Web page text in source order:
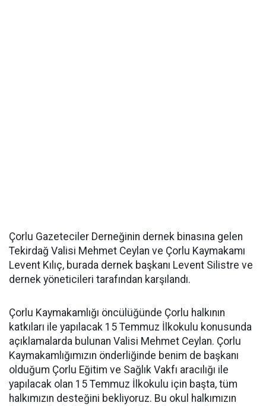
Çorlu Gazeteciler Derneğinin dernek binasına gelen
Tekirdağ Valisi Mehmet Ceylan ve Çorlu Kaymakamı
Levent Kılıç, burada dernek başkanı Levent Silistre ve
dernek yöneticileri tarafından karşılandı.
Çorlu Kaymakamlığı öncülüğünde Çorlu halkının
katkıları ile yapılacak 15 Temmuz İlkokulu konusunda
açıklamalarda bulunan Valisi Mehmet Ceylan. Çorlu
Kaymakamlığımızın önderliğinde benim de başkanı
olduğum Çorlu Eğitim ve Sağlık Vakfı aracılığı ile
yapılacak olan 15 Temmuz İlkokulu için başta, tüm
halkımızın desteğini bekliyoruz. Bu okul halkımızın